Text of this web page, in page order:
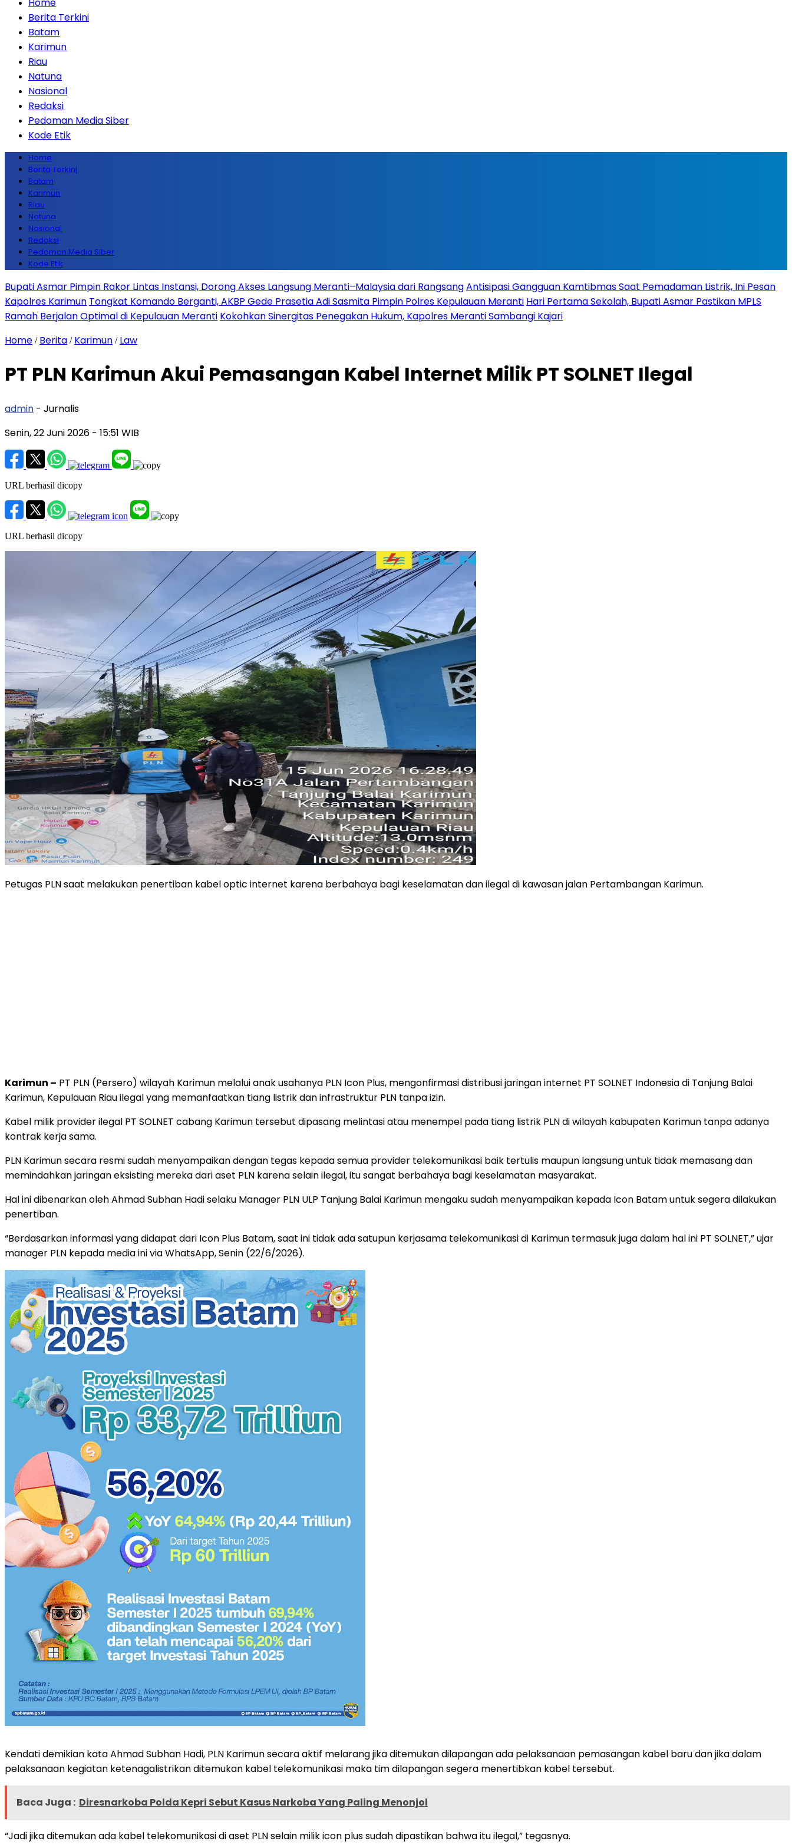
Berita Terkini
Batam
Karimun
Riau
Natuna
Nasional
Redaksi
Pedoman Media Siber
Kode Etik
Home
Berita Terkini
Batam
Karimun
Riau
Natuna
Nasional
Redaksi
Pedoman Media Siber
Kode Etik
Bupati Asmar Pimpin Rakor Lintas Instansi, Dorong Akses Langsung Meranti–Malaysia dari RangsangAntisipasi Gangguan Kamtibmas Saat Pemadaman Listrik, Ini Pesan
Kapolres Karimun Tongkat Komando Berganti, AKBP Gede Prasetia Adi Sasmita Pimpin Polres Kepulauan Meranti Hari Pertama Sekolah, Bupati Asmar Pastikan MPLS
Ramah Berjalan Optimal di Kepulauan Meranti Kokohkan Sinergitas Penegakan Hukum, Kapolres Meranti Sambangi Kajari
Home / Berita / Karimun / Law
PT PLN Karimun Akui Pemasangan Kabel Internet Milik PT SOLNET Ilegal
admin - Jurnalis
Senin, 22 Juni 2026 - 15:51 WIB
URL berhasil dicopy
URL berhasil dicopy
Petugas PLN saat melakukan penertiban kabel optic internet karena berbahaya bagi keselamatan dan ilegal di kawasan jalan Pertambangan Karimun.
Karimun – PT PLN (Persero) wilayah Karimun melalui anak usahanya PLN Icon Plus, mengonfirmasi distribusi jaringan internet PT SOLNET Indonesia di Tanjung Balai
Karimun, Kepulauan Riau ilegal yang memanfaatkan tiang listrik dan infrastruktur PLN tanpa izin.
Kabel milik provider ilegal PT SOLNET cabang Karimun tersebut dipasang melintasi atau menempel pada tiang listrik PLN di wilayah kabupaten Karimun tanpa adanya
kontrak kerja sama.
PLN Karimun secara resmi sudah menyampaikan dengan tegas kepada semua provider telekomunikasi baik tertulis maupun langsung untuk tidak memasang dan
memindahkan jaringan eksisting mereka dari aset PLN karena selain ilegal, itu sangat berbahaya bagi keselamatan masyarakat.
Hal ini dibenarkan oleh Ahmad Subhan Hadi selaku Manager PLN ULP Tanjung Balai Karimun mengaku sudah menyampaikan kepada Icon Batam untuk segera dilakukan
penertiban.
“Berdasarkan informasi yang didapat dari Icon Plus Batam, saat ini tidak ada satupun kerjasama telekomunikasi di Karimun termasuk juga dalam hal ini PT SOLNET,” ujar
manager PLN kepada media ini via WhatsApp, Senin (22/6/2026).
Kendati demikian kata Ahmad Subhan Hadi, PLN Karimun secara aktif melarang jika ditemukan dilapangan ada pelaksanaan pemasangan kabel baru dan jika dalam
pelaksanaan kegiatan ketenagalistrikan ditemukan kabel telekomunikasi maka tim dilapangan segera menertibkan kabel tersebut.
Baca Juga : Diresnarkoba Polda Kepri Sebut Kasus Narkoba Yang Paling Menonjol
“Jadi jika ditemukan ada kabel telekomunikasi di aset PLN selain milik icon plus sudah dipastikan bahwa itu ilegal,” tegasnya.